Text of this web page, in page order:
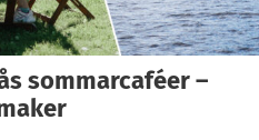
sommarcaféer –